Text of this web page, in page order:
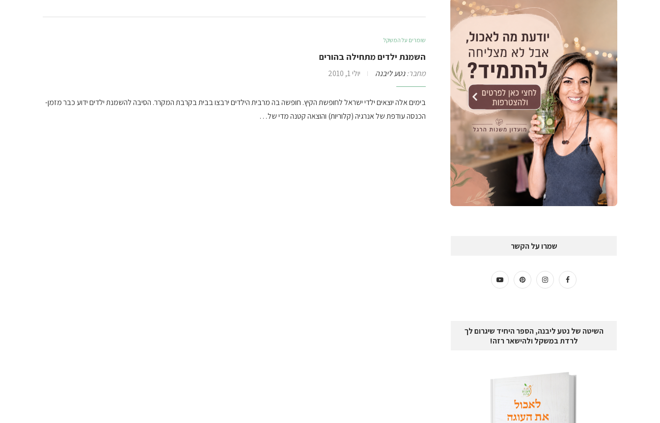
שומרים על המשקל
השמנת ילדים מתחילה בהורים
מחבר:נטע ליבנה יולי 1, 2010
בימים אלה יוצאים ילדי ישראל לחופשת הקיץ. חופשה בה מרבית הילדים ירבצו בבית בקרבת המקרר. הסיבה להשמנת ילדים ידוע כבר מזמן-
הכנסה עודפת של אנרגיה (קלוריות) והוצאה קטנה מדי של…
שמרו על הקשר
השיטה של נטע ליבנה, הספר היחיד שיגרום לך
לרדת במשקל ולהישאר רזה!